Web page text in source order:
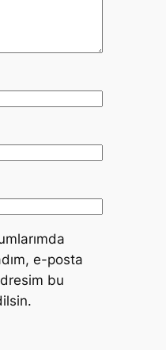
e-posta
bu